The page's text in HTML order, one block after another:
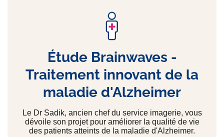
Étude Brainwaves -
Traitement innovant de la
maladie d'Alzheimer
Le Dr Sadik, ancien chef du service imagerie, vous
dévoile son projet pour améliorer la qualité de vie
des patients atteints de la maladie d'Alzheimer.